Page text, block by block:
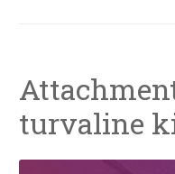
turvaline